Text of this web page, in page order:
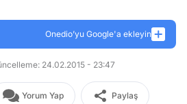
Onedio’yu Google'a ekleyin
24.02.2015 - 23:47
Yorum Yap Paylaş